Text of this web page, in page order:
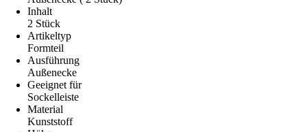
Inhalt
2 Stück
Artikeltyp
Formteil
Ausführung
Außenecke
Geeignet für
Sockelleiste
Material
Kunststoff